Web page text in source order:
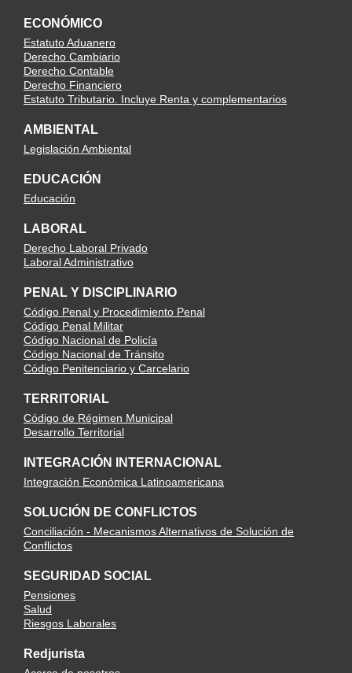
ECONÓMICO
Estatuto Aduanero
Derecho Cambiario
Derecho Contable
Derecho Financiero
Estatuto Tributario. Incluye Renta y complementarios
AMBIENTAL
Legislación Ambiental
EDUCACIÓN
Educación
LABORAL
Derecho Laboral Privado
Laboral Administrativo
PENAL Y DISCIPLINARIO
Código Penal y Procedimiento Penal
Código Penal Militar
Código Nacional de Policía
Código Nacional de Tránsito
Código Penitenciario y Carcelario
TERRITORIAL
Código de Régimen Municipal
Desarrollo Territorial
INTEGRACIÓN INTERNACIONAL
Integración Económica Latinoamericana
SOLUCIÓN DE CONFLICTOS
Conciliación - Mecanismos Alternativos de Solución de
Conflictos
SEGURIDAD SOCIAL
Pensiones
Salud
Riesgos Laborales
Redjurista